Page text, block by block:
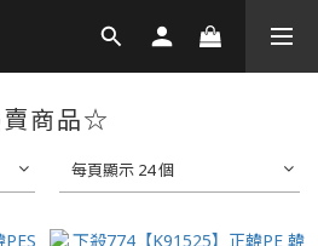
商品☆
每頁顯示 24 個